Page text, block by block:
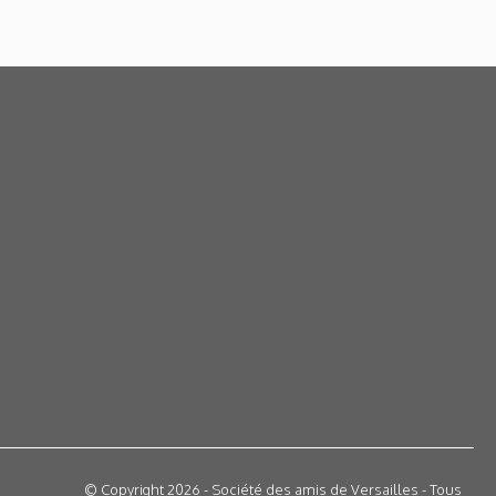
© Copyright 2026 - Société des amis de Versailles - Tous